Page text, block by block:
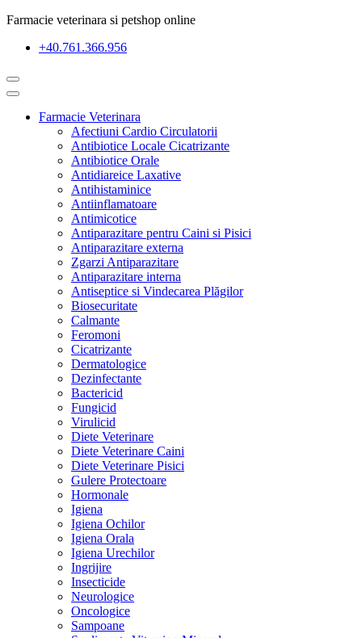
Farmacie veterinara si petshop online
+40.761.366.956
Farmacie Veterinara
Afectiuni Cardio Circulatorii
Antibiotice Locale Cicatrizante
Antibiotice Orale
Antidiareice Laxative
Antihistaminice
Antiinflamatoare
Antimicotice
Antiparazitare pentru Caini si Pisici
Antiparazitare externa
Zgarzi Antiparazitare
Antiparazitare interna
Antiseptice si Vindecarea Plăgilor
Biosecuritate
Calmante
Feromoni
Cicatrizante
Dermatologice
Dezinfectante
Bactericid
Fungicid
Virulicid
Diete Veterinare
Diete Veterinare Caini
Diete Veterinare Pisici
Gulere Protectoare
Hormonale
Igiena
Igiena Ochilor
Igiena Orala
Igiena Urechilor
Ingrijire
Insecticide
Neurologice
Oncologice
Sampoane